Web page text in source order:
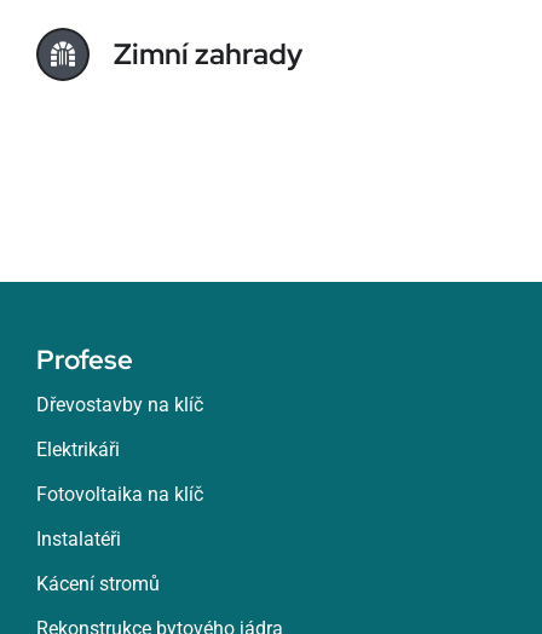
Zimní zahrady
Profese
Dřevostavby na klíč
Elektrikáři
Fotovoltaika na klíč
Instalatéři
Kácení stromů
Rekonstrukce bytového jádra